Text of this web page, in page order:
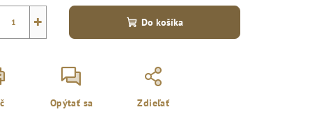
+ Do košíka
Opýtať sa Zdieľať